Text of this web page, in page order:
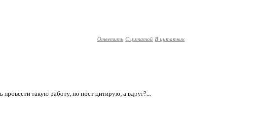
Ответить С цитатой В цитатник
такую работу, но пост цитирую, а вдруг?...